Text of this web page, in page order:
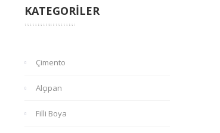
KATEGORİLER
Çimento
Alçıpan
Filli Boya